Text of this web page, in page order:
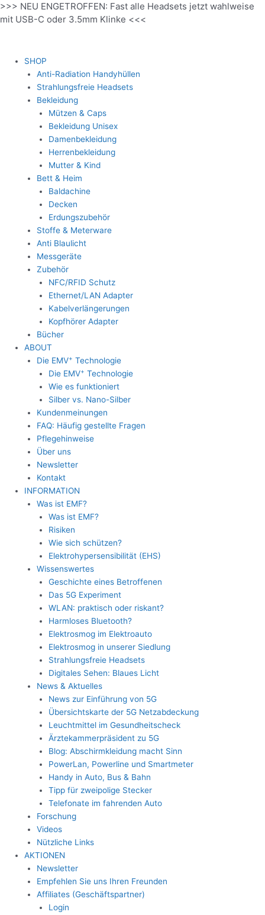
Zum
Inhalt
>>> NEU ENGETROFFEN: Fast alle Headsets jetzt wahlweise
mit USB-C oder 3.5mm Klinke <<<
SHOP
Anti-Radiation Handyhüllen
Strahlungsfreie Headsets
Bekleidung
Mützen & Caps
Bekleidung Unisex
Damenbekleidung
Herrenbekleidung
Mutter & Kind
Bett & Heim
Baldachine
Decken
Erdungszubehör
Stoffe & Meterware
Anti Blaulicht
Messgeräte
Zubehör
NFC/RFID Schutz
Ethernet/LAN Adapter
Kabelverlängerungen
Kopfhörer Adapter
Bücher
ABOUT
Die EMV+ Technologie
Die EMV+ Technologie
Wie es funktioniert
Silber vs. Nano-Silber
Kundenmeinungen
FAQ: Häufig gestellte Fragen
Pflegehinweise
Über uns
Newsletter
Kontakt
INFORMATION
Was ist EMF?
Was ist EMF?
Risiken
Wie sich schützen?
Elektrohypersensibilität (EHS)
Wissenswertes
Geschichte eines Betroffenen
Das 5G Experiment
WLAN: praktisch oder riskant?
Harmloses Bluetooth?
Elektrosmog im Elektroauto
Elektrosmog in unserer Siedlung
Strahlungsfreie Headsets
Digitales Sehen: Blaues Licht
News & Aktuelles
News zur Einführung von 5G
Übersichtskarte der 5G Netzabdeckung
Leuchtmittel im Gesundheitscheck
Ärztekammerpräsident zu 5G
Blog: Abschirmkleidung macht Sinn
PowerLan, Powerline und Smartmeter
Handy in Auto, Bus & Bahn
Tipp für zweipolige Stecker
Telefonate im fahrenden Auto
Forschung
Videos
Nützliche Links
AKTIONEN
Newsletter
Empfehlen Sie uns Ihren Freunden
Affiliates (Geschäftspartner)
Login